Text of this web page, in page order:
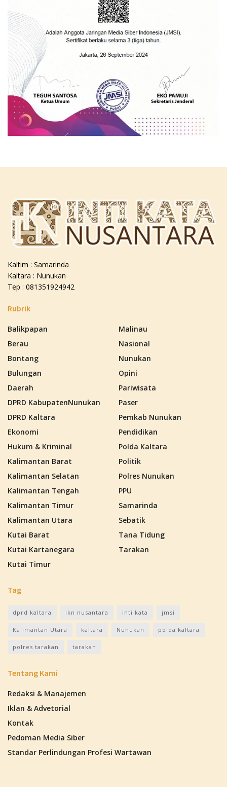
Kaltim : Samarinda
Kaltara : Nunukan
Tep : 081351924942
Rubrik
Balikpapan
Berau
Bontang
Bulungan
Daerah
DPRD KabupatenNunukan
DPRD Kaltara
Ekonomi
Hukum & Kriminal
Kalimantan Barat
Kalimantan Selatan
Kalimantan Tengah
Kalimantan Timur
Kalimantan Utara
Kutai Barat
Kutai Kartanegara
Kutai Timur
Malinau
Nasional
Nunukan
Opini
Pariwisata
Paser
Pemkab Nunukan
Pendidikan
Polda Kaltara
Politik
Polres Nunukan
PPU
Samarinda
Sebatik
Tana Tidung
Tarakan
Tag
dprd kaltara ikn nusantara inti kata jmsi
Kalimantan Utara kaltara Nunukan polda kaltara
polres tarakan tarakan
Tentang Kami
Redaksi & Manajemen
Iklan & Advetorial
Kontak
Pedoman Media Siber
Standar Perlindungan Profesi Wartawan